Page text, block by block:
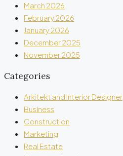
March 2026
February 2026
January 2026
December 2025
November 2025
Categories
Arkitekt and Interior Designer
Business
Construction
Marketing
Real Estate